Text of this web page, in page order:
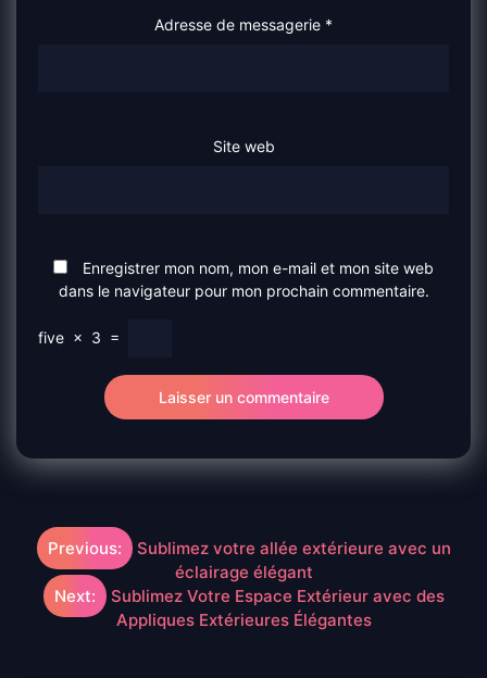
Adresse de messagerie *
Site web
Enregistrer mon nom, mon e-mail et mon site web
dans le navigateur pour mon prochain commentaire.
five × 3 =
Navigation
de
l’article
Previous:
Sublimez votre allée extérieure avec un
éclairage élégant
Next:
Sublimez Votre Espace Extérieur avec des
Appliques Extérieures Élégantes